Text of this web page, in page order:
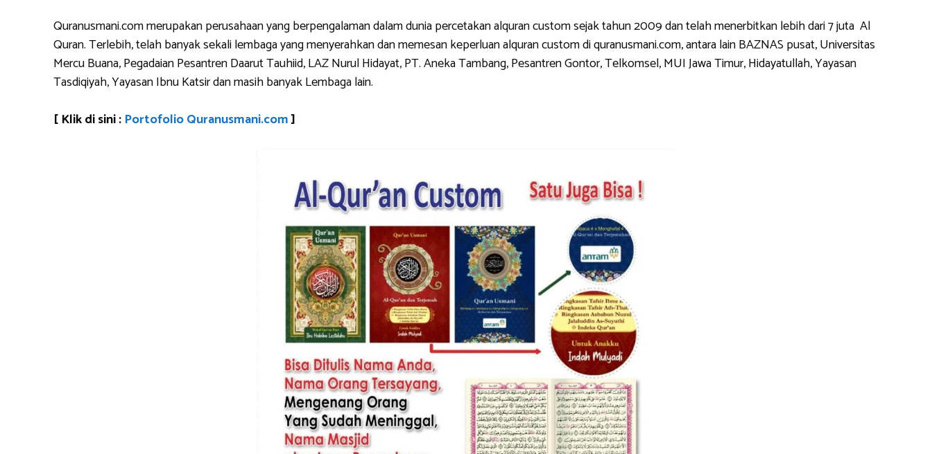
Quranusmani.com merupakan perusahaan yang berpengalaman dalam dunia percetakan alquran custom sejak tahun 2009 dan telah menerbitkan lebih dari 7 juta Al
Quran. Terlebih, telah banyak sekali lembaga yang menyerahkan dan memesan keperluan alquran custom di quranusmani.com, antara lain BAZNAS pusat, Universitas
Mercu Buana, Pegadaian Pesantren Daarut Tauhiid, LAZ Nurul Hidayat, PT. Aneka Tambang, Pesantren Gontor, Telkomsel, MUI Jawa Timur, Hidayatullah, Yayasan
Tasdiqiyah, Yayasan Ibnu Katsir dan masih banyak Lembaga lain.
[ Klik di sini : Portofolio Quranusmani.com]